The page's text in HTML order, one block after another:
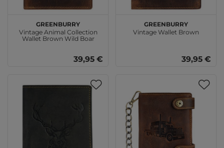
GREENBURRY
Vintage Animal Collection
Wallet Brown Wild Boar
39,95 €
GREENBURRY
Vintage Wallet Brown
39,95 €